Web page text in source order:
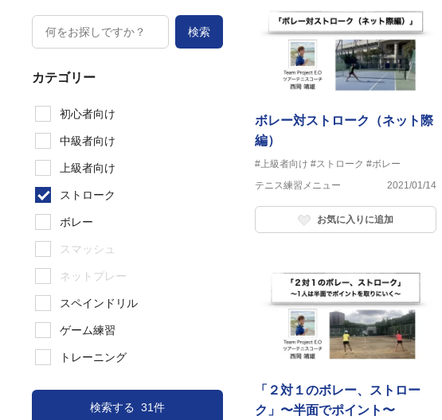
検索
カテゴリー
初心者向け
中級者向け
上級者向け
ストローク
ボレー
スマッシュ
ネットプレー
スペインドリル
ゲーム練習
トレーニング
検索する 31件
ボレー対ストローク（ネット際
編）
#上級者向け #ストローク #ボレー
テニス練習メニュー
2021/01/14
お気に入りに追加
「２対１のボレー、ストロー
ク」〜半面でポイント〜